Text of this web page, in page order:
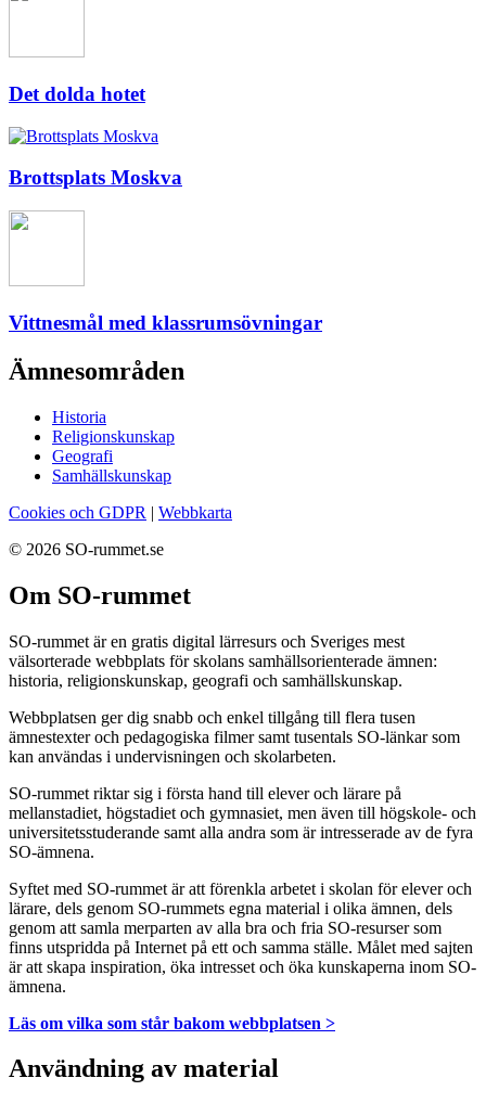
Det dolda hotet
Brottsplats Moskva
Vittnesmål med klassrumsövningar
Ämnesområden
Historia
Religionskunskap
Geografi
Samhällskunskap
Cookies och GDPR | Webbkarta
© 2026 SO-rummet.se
Om SO-rummet
SO-rummet är en gratis digital lärresurs och Sveriges mest
välsorterade webbplats för skolans samhällsorienterade ämnen:
historia, religionskunskap, geografi och samhällskunskap.
Webbplatsen ger dig snabb och enkel tillgång till flera tusen
ämnestexter och pedagogiska filmer samt tusentals SO-länkar som
kan användas i undervisningen och skolarbeten.
SO-rummet riktar sig i första hand till elever och lärare på
mellanstadiet, högstadiet och gymnasiet, men även till högskole- och
universitetsstuderande samt alla andra som är intresserade av de fyra
SO-ämnena.
Syftet med SO-rummet är att förenkla arbetet i skolan för elever och
lärare, dels genom SO-rummets egna material i olika ämnen, dels
genom att samla merparten av alla bra och fria SO-resurser som
finns utspridda på Internet på ett och samma ställe. Målet med sajten
är att skapa inspiration, öka intresset och öka kunskaperna inom SO-
ämnena.
Läs om vilka som står bakom webbplatsen >
Användning av material